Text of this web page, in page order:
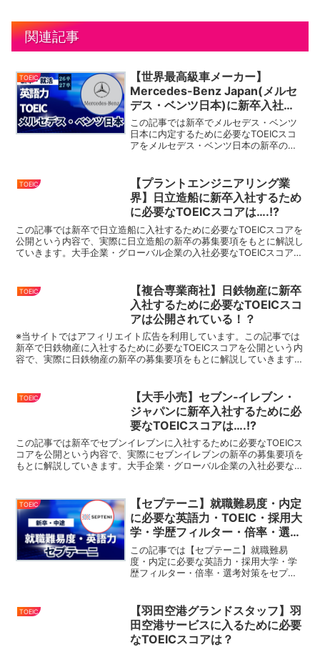
関連記事
TOEIC
【世界最高級車メーカー】
Mercedes-Benz Japan(メルセ
デス・ベンツ日本)に新卒入社す
るために必要なTOEICスコア
は….!?
この記事では新卒でメルセデス・ベンツ
日本に内定するために必要なTOEICスコ
アをメルセデス・ベンツ日本の新卒の募
にも、大手企業・グローバル企業の入社
必要なTOEICスコ...
TOEIC
【プラントエンジニアリング業
界】日立造船に新卒入社するため
に必要なTOEICスコアは….!?
この記事では新卒で日立造船に入社するために必要なTOEICスコアを
公開という内容で、実際に日立造船の新卒の募集要項をもとに解説し
ていきます。大手企業・グローバル企業の入社必要なTOEICスコアを
TOEIC
【複合専業商社】日鉄物産に新卒
入社するために必要なTOEICスコ
アは公開されている！？
※当サイトではアフィリエイト広告を利用しています。この記事では
新卒で日鉄物産に入社するために必要なTOEICスコアを公開という内
容で、実際に日鉄物産の新卒の募集要項をもとに解説していきます。
TOEIC
【大手小売】セブン‐イレブン・
ジャパンに新卒入社するために必
要なTOEICスコアは….!?
この記事では新卒でセブンイレブンに入社するために必要なTOEICス
コアを公開という内容で、実際にセブンイレブンの新卒の募集要項を
もとに解説していきます。大手企業・グローバル企業の入社必要な
TOEIC
【セプテーニ】就職難易度・内定
に必要な英語力・TOEIC・採用大
学・学歴フィルター・倍率・選考
対策を解説
この記事では【セプテーニ】就職難易
度・内定に必要な英語力・採用大学・学
歴フィルター・倍率・選考対策をセプテ
む、大手企業・グローバル企業の内定を
獲得するため取得しておきた...
TOEIC
【羽田空港グランドスタッフ】羽
田空港サービスに入るために必要
なTOEICスコアは？